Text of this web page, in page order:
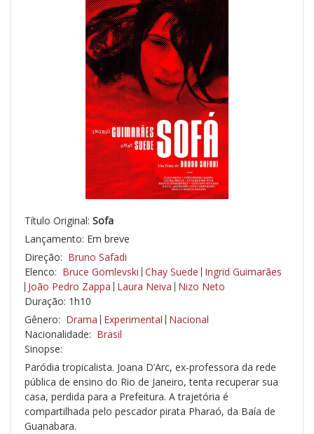
Título Original: Sofa
Lançamento: Em breve
Direção: Bruno Safadi
Elenco: Bruce Gomlevski Chay Suede Ingrid Guimarães
João Pedro Zappa Laura Neiva Nizo Neto
Duração: 1h10
Gênero: Drama Experimental Nacional
Nacionalidade: Brasil
Sinopse:
Paródia tropicalista. Joana D’Arc, ex-professora da rede
pública de ensino do Rio de Janeiro, tenta recuperar sua
casa, perdida para a Prefeitura. A trajetória é
compartilhada pelo pescador pirata Pharaó, da Baía de
Guanabara.